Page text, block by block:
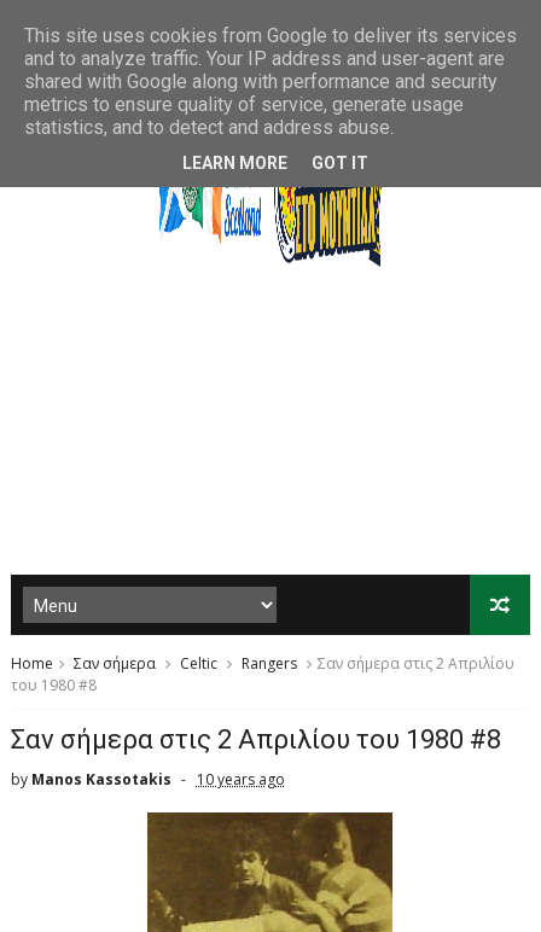
Home Σαν σήμερα Celtic Rangers
Σαν σήμερα στις 2 Απριλίου
του 1980 #8
Σαν σήμερα στις 2 Απριλίου του 1980 #8
by Manos Kassotakis 10 years ago
This site uses cookies from Google to deliver its services
and to analyze traffic. Your IP address and user-agent are
shared with Google along with performance and security
metrics to ensure quality of service, generate usage
statistics, and to detect and address abuse.
LEARN MORE GOT IT